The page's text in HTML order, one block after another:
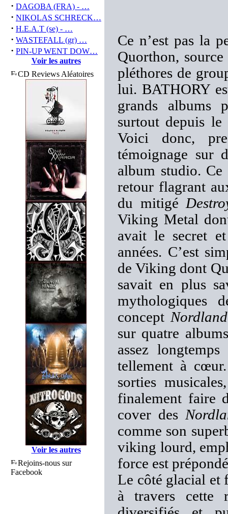
· DAGOBA (FRA) - …
· NIKOLAS SCHRECK…
· H.E.A.T (se) - …
· WASTEFALL (gr) …
· PIN-UP WENT DOW…
Voir les autres
CD Reviews Aléatoires
Voir les autres
Rejoins-nous sur
Facebook
Ce n’est pas la
Quorthon,
pléthores de
lui. BATHORY
grands albums
surtout depuis
Voici donc,
témoignage sur
album studio.
retour flagrant
du mitigé
Viking Metal
avait le secret
années. C’est
de Viking dont
savait en plus
mythologiques
concept Nordland
sur quatre
assez
tellement à
sorties
finalement faire
cover des
comme son
viking lourd,
force est
Le côté glacial et
à travers cette